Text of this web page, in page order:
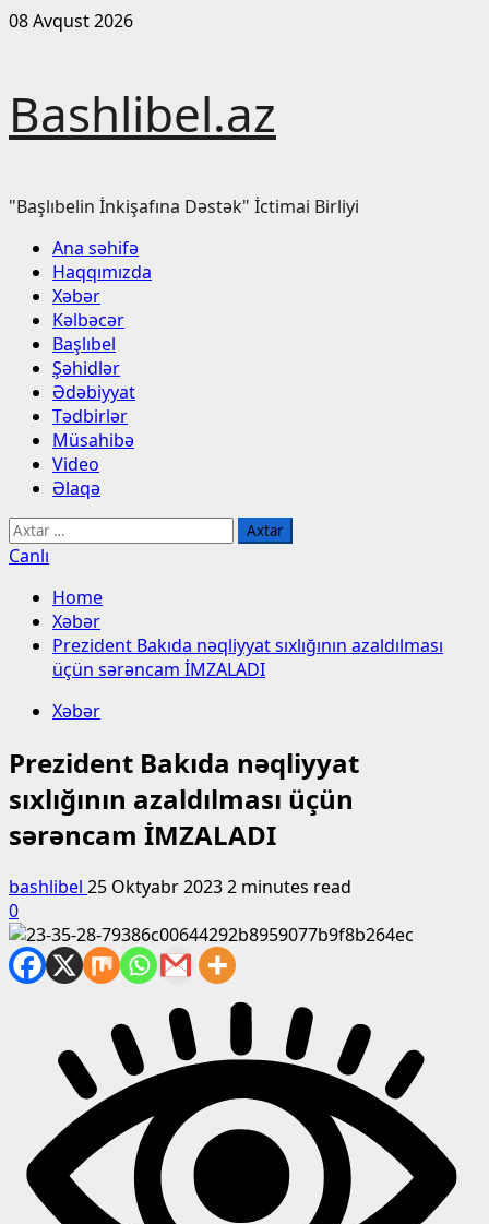
Skip
08 Avqust 2026
Bashlibel.az
"Başlıbelin İnkişafına Dəstək" İctimai Birliyi
Primary
Menu
Ana səhifə
Haqqımızda
Xəbər
Kəlbəcər
Başlıbel
Şəhidlər
Ədəbiyyat
Tədbirlər
Müsahibə
Video
Əlaqə
Axtarış:
Canlı
Home
Xəbər
Prezident Bakıda nəqliyyat sıxlığının azaldılması
üçün sərəncam İMZALADI
Xəbər
Prezident Bakıda nəqliyyat
sıxlığının azaldılması üçün
sərəncam İMZALADI
bashlibel 25 Oktyabr 20232 minutes read
0